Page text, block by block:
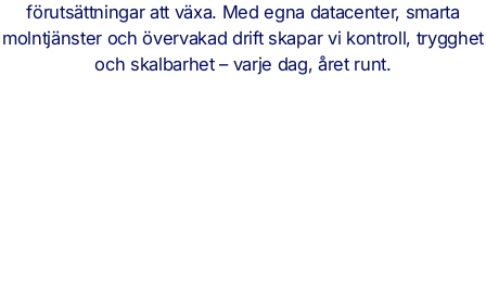
förutsättningar att växa. Med egna datacenter, smarta
molntjänster och övervakad drift skapar vi kontroll, trygghet
och skalbarhet – varje dag, året runt.